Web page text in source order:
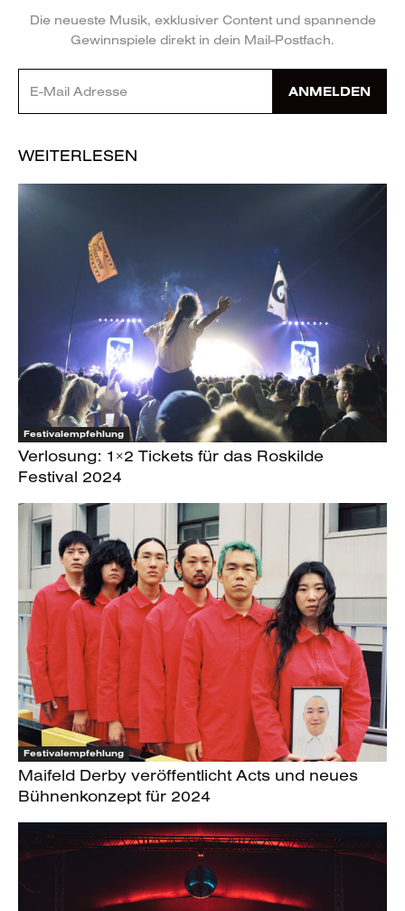
Die neueste Musik, exklusiver Content und spannende
Gewinnspiele direkt in dein Mail-Postfach.
ANMELDEN
WEITERLESEN
Festivalempfehlung
Verlosung: 1×2 Tickets für das Roskilde
Festival 2024
Festivalempfehlung
Maifeld Derby veröffentlicht Acts und neues
Bühnenkonzept für 2024